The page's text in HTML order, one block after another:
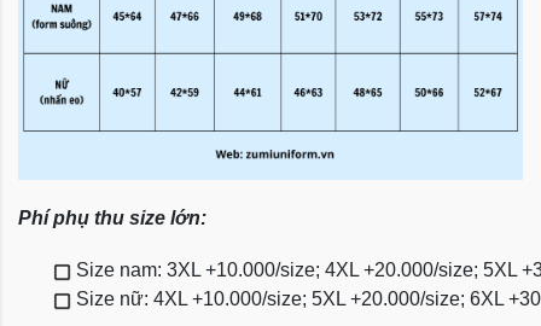
Phí phụ thu size lớn:
Size nam: 3XL +10.000/size; 4XL +20.000/size; 5XL
Size nữ: 4XL +10.000/size; 5XL +20.000/size; 6XL